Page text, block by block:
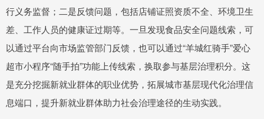
行义务监督；二是反馈问题，包括店铺证照资质不全、环境卫生
差、工作人员的健康证过期等。一旦发现食品安全问题线索，可
以通过平台向市场监管部门反馈，也可以通过“羊城红骑手”爱心
超市小程序“随手拍”功能上传线索，换取参与基层治理积分。这
是充分挖掘新就业群体的职业优势，拓展城市基层现代化治理信
息端口，提升新就业群体助力社会治理途径的生动实践。